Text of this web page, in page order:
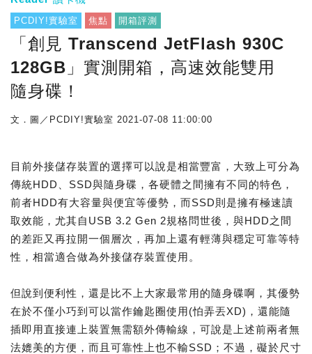
PCDIY!實驗室 焦點 開箱評測
「創見 Transcend JetFlash 930C
128GB」實測開箱，高速效能雙用
隨身碟！
文．圖／PCDIY!實驗室 2021-07-08 11:00:00
目前外接儲存裝置的選擇可以說是相當豐富，大致上可分為
傳統HDD、SSD與隨身碟，各硬體之間擁有不同的特色，
前者HDD有大容量與便宜等優勢，而SSD則是擁有極速讀
取效能，尤其自USB 3.2 Gen 2規格問世後，與HDD之間
的差距又再拉開一個層次，再加上還有輕薄與穩定可靠等特
性，相當適合做為外接儲存裝置使用。
但說到便利性，還是比不上大家最常用的隨身碟啊，其優勢
在於不僅小巧到可以當作鑰匙圈使用(怕弄丟XD)，還能隨
插即用直接連上裝置無需額外傳輸線，可說是上述前兩者無
法媲美的方便，而且可靠性上也不輸SSD；不過，礙於尺寸